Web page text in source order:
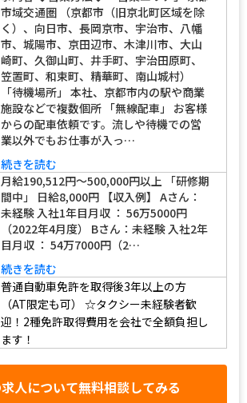
【契約期間】 期間の定めなし 具体的な仕
事内容 ◆営業方法◆ 「営業エリア」 京都
市域交通圏 （京都市（旧京北町区域を除
く）、向日市、長岡京市、宇治市、八幡
市、城陽市、京田辺市、木津川市、大山
崎町、久御山町、井手町、宇治田原町、
笠置町、和束町、精華町、南山城村）
「待機場所」 本社、京都市内の駅や商業
施設などで複数個所 「無線配車」 お客様
業以外でもお仕事が入っ…
続きを読む
月給190,512円～500,000円以上 「研修期
間中」 日給8,000円 【収入例】 Aさん：
未経験 入社1年目月収 ： 56万5000円
目月収 ： 54万7000円（2…
続きを読む
普通自動車免許を取得後3年以上の方
（AT限定も可）
☆タクシー未経験者歓
迎！2種免許取得費用を会社で全額負担し
ます！